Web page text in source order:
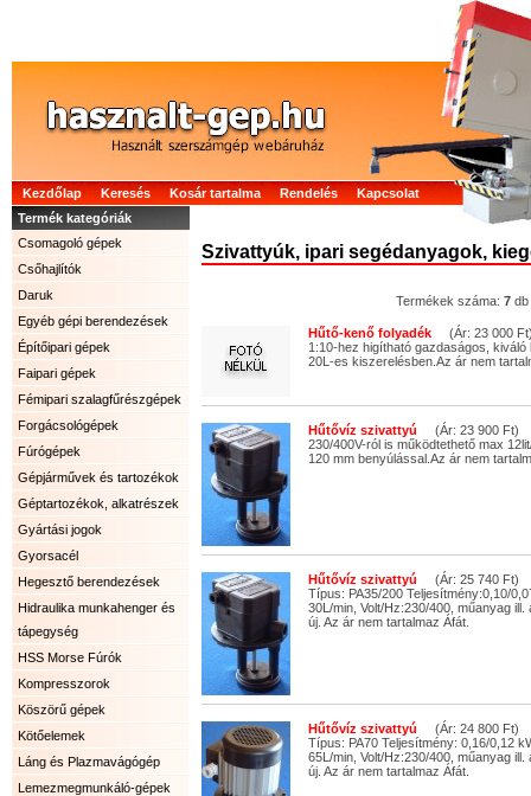
Kezdőlap Keresés Kosár tartalma Rendelés
Kapcsolat
Termék kategóriák
Csomagoló gépek
Csőhajlítók
Daruk
Egyéb gépi berendezések
Építőipari gépek
Faipari gépek
Fémipari szalagfűrészgépek
Forgácsológépek
Fúrógépek
Gépjárművek és tartozékok
Géptartozékok, alkatrészek
Gyártási jogok
Gyorsacél
Hegesztő berendezések
Hidraulika munkahenger és
tápegység
HSS Morse Fúrók
Kompresszorok
Köszörű gépek
Kötőelemek
Láng és Plazmavágógép
Lemezmegmunkáló-gépek
Szivattyúk, ipari segédanyagok,
Termékek száma: 7 db
Hűtő-kenő folyadék (Ár: 23 000
1:10-hez higítható gazdaságos,
20L-es kiszerelésben.Az ár nem
Hűtővíz szivattyú (Ár: 23 900 Ft)
230/400V-ról is működtethető max
120 mm benyúlással.Az ár nem
Hűtővíz szivattyú (Ár: 25 740 Ft)
Típus: PA35/200 Teljesítmény:0,10/
30L/min, Volt/Hz:230/400, műanyag
új. Az ár nem tartalmaz Áfát.
Hűtővíz szivattyú (Ár: 24 800 Ft)
Típus: PA70 Teljesítmény: 0,16/0,12
65L/min, Volt/Hz:230/400, műanyag
új. Az ár nem tartalmaz Áfát.